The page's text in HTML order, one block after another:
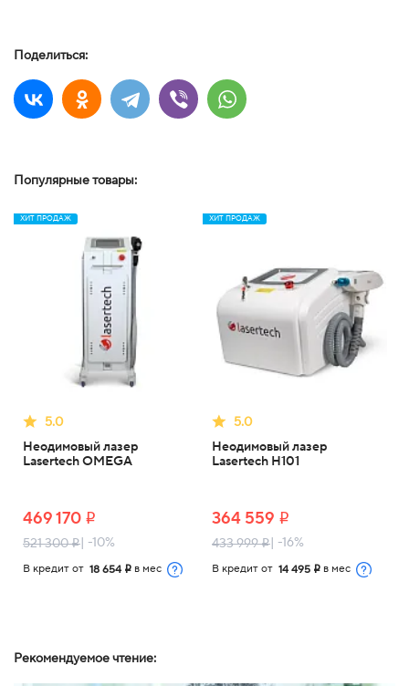
Поделиться:
Популярные товары:
ХИТ ПРОДАЖ
5.0
Неодимовый лазер
Lasertech OMEGA
469 170 i
521 300i | -10%
В кредит от 18 654 i в мес
ХИТ ПРОДАЖ
5.0
Неодимовый лазер
Lasertech H101
364 559 i
433 999i | -16%
В кредит от 14 495 i в мес
Рекомендуемое чтение: